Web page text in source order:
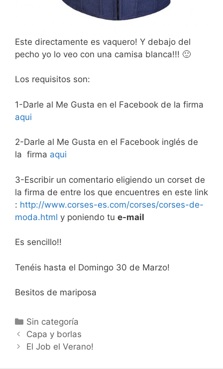
Este directamente es vaquero! Y debajo del
pecho yo lo veo con una camisa blanca!!! 🙂
Los requisitos son:
1-Darle al Me Gusta en el Facebook de la firma
aqui
2-Darle al Me Gusta en el Facebook inglés de
la firma aqui
3-Escribir un comentario eligiendo un corset de
la firma de entre los que encuentres en este link
: http://www.corses-es.com/corses/corses-de-
moda.html y poniendo tu e-mail
Es sencillo!!
Tenéis hasta el Domingo 30 de Marzo!
Besitos de mariposa
Categorías
Sin categoría
Navegación
de
Capa y borlas
El Job el Verano!